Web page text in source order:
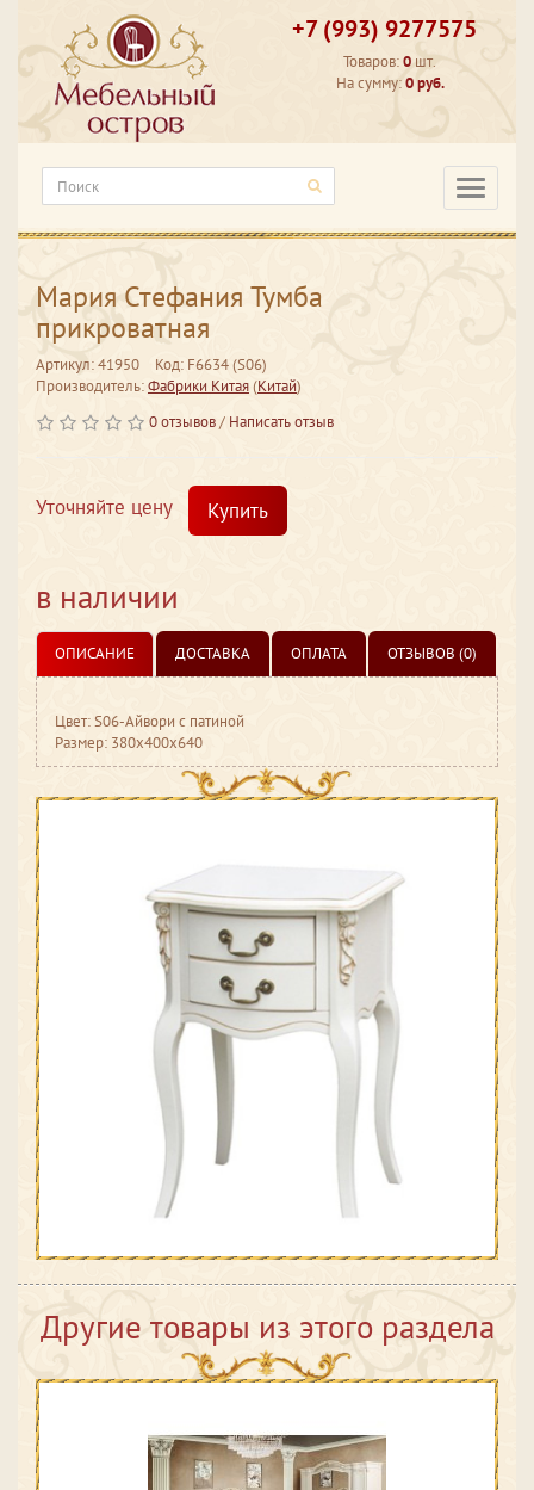
+7 (993) 9277575
Товаров:0 шт.
На сумму:0 руб.
Мария Стефания Тумба
прикроватная
Артикул: 41950
Код: F6634 (S06)
Производитель:Фабрики Китая(Китай)
0 отзывов/ Написать отзыв
Уточняйте цену Купить
в наличии
ОПИСАНИЕ ДОСТАВКА ОПЛАТА ОТЗЫВОВ (0)
Цвет: S06-Айвори с патиной
Размер: 380x400x640
Другие товары из этого раздела